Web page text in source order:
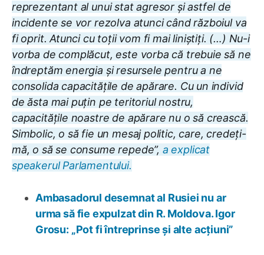
reprezentant al unui stat agresor și astfel de
incidente se vor rezolva atunci când războiul va
fi oprit. Atunci cu toții vom fi mai liniștiți. (…) Nu-i
vorba de complăcut, este vorba că trebuie să ne
îndreptăm energia și resursele pentru a ne
consolida capacitățile de apărare. Cu un individ
de ăsta mai puțin pe teritoriul nostru,
capacitățile noastre de apărare nu o să crească.
Simbolic, o să fie un mesaj politic, care, credeți-
mă, o să se consume repede”, a explicat
speakerul Parlamentului.
Ambasadorul desemnat al Rusiei nu ar
urma să fie expulzat din R. Moldova. Igor
Grosu: „Pot fi întreprinse și alte acțiuni”